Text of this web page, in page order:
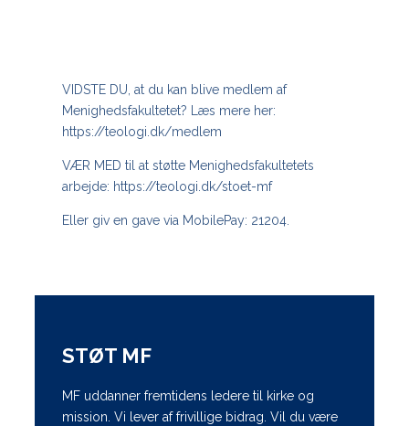
VIDSTE DU, at du kan blive medlem af
Menighedsfakultetet? Læs mere her:
https://teologi.dk/medlem
VÆR MED til at støtte Menighedsfakultetets
arbejde: https://teologi.dk/stoet-mf
Eller giv en gave via MobilePay: 21204.
STØT MF
MF uddanner fremtidens ledere til kirke og
mission. Vi lever af frivillige bidrag. Vil du være